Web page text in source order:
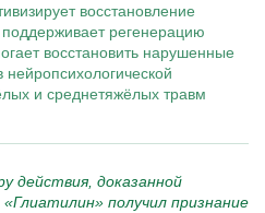
восстановление
регенерацию
восстановить нарушенные
и среднетяжёлых травм
действия, доказанной
получил признание